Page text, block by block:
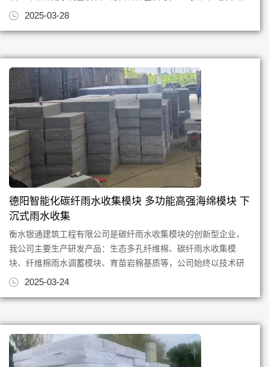
发创新为根，质量为本，专注...
2025-03-28
德阳智能化碳纤雨水收集模块 多功能高强海绵模块 下
沉式雨水收集
衡水银通建筑工程有限公司是碳纤雨水收集模块的创新型企业，
我公司主要生产研发产品：生态多孔纤维棉、碳纤雨水收集模
块、纤维棉雨水调蓄模块、育苗岩棉基质等，公司始终以技术研
发创新为根，质量为本，专注...
2025-03-24